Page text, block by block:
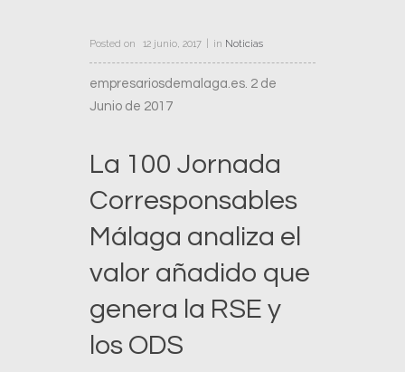
Posted on 12 junio, 2017 in Noticias
empresariosdemalaga.es. 2 de
Junio de 2017
La 100 Jornada
Corresponsables
Málaga analiza el
valor añadido que
genera la RSE y
los ODS